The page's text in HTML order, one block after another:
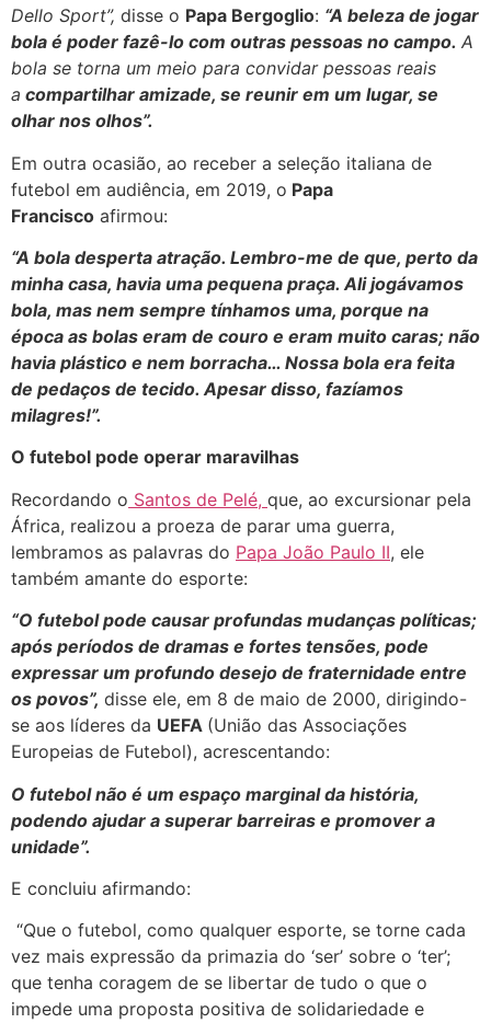
Dello Sport”, disse o Papa Bergoglio: “A beleza de jogar
bola é poder fazê-lo com outras pessoas no campo. A
bola se torna um meio para convidar pessoas reais
a compartilhar amizade, se reunir em um lugar, se
olhar nos olhos”.
Em outra ocasião, ao receber a seleção italiana de
futebol em audiência, em 2019, o Papa
Francisco afirmou:
“A bola desperta atração. Lembro-me de que, perto da
minha casa, havia uma pequena praça. Ali jogávamos
bola, mas nem sempre tínhamos uma, porque na
época as bolas eram de couro e eram muito caras; não
havia plástico e nem borracha… Nossa bola era feita
de pedaços de tecido. Apesar disso, fazíamos
milagres!”.
O futebol pode operar maravilhas
Recordando o Santos de Pelé, que, ao excursionar pela
África, realizou a proeza de parar uma guerra,
lembramos as palavras do Papa João Paulo II, ele
também amante do esporte:
“O futebol pode causar profundas mudanças políticas;
após períodos de dramas e fortes tensões, pode
expressar um profundo desejo de fraternidade entre
os povos”, disse ele, em 8 de maio de 2000, dirigindo-
se aos líderes da UEFA (União das Associações
Europeias de Futebol), acrescentando:
O futebol não é um espaço marginal da história,
podendo ajudar a superar barreiras e promover a
unidade”.
E concluiu afirmando:
“Que o futebol, como qualquer esporte, se torne cada
vez mais expressão da primazia do ‘ser’ sobre o ‘ter’;
que tenha coragem de se libertar de tudo o que o
impede uma proposta positiva de solidariedade e